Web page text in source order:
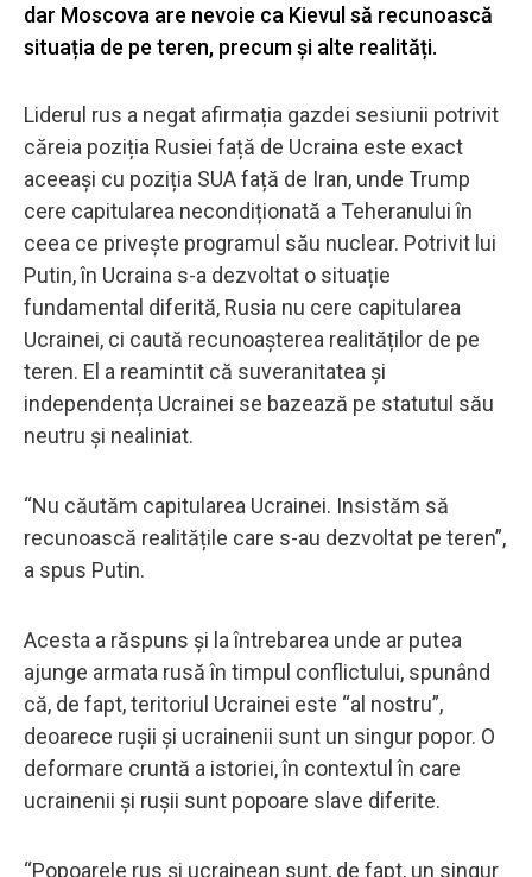
dar Moscova are nevoie ca Kievul să recunoască
situația de pe teren, precum și alte realități.
Liderul rus a negat afirmația gazdei sesiunii potrivit
căreia poziția Rusiei față de Ucraina este exact
aceeași cu poziția SUA față de Iran, unde Trump
cere capitularea necondiționată a Teheranului în
ceea ce privește programul său nuclear. Potrivit lui
Putin, în Ucraina s-a dezvoltat o situație
fundamental diferită, Rusia nu cere capitularea
Ucrainei, ci caută recunoașterea realităților de pe
teren. El a reamintit că suveranitatea și
independența Ucrainei se bazează pe statutul său
neutru și nealiniat.
“Nu căutăm capitularea Ucrainei. Insistăm să
recunoască realitățile care s-au dezvoltat pe teren”,
a spus Putin.
Acesta a răspuns și la întrebarea unde ar putea
ajunge armata rusă în timpul conflictului, spunând
că, de fapt, teritoriul Ucrainei este “al nostru”,
deoarece rușii și ucrainenii sunt un singur popor. O
deformare cruntă a istoriei, în contextul în care
ucrainenii și rușii sunt popoare slave diferite.
“Popoarele rus și ucrainean sunt, de fapt, un singur